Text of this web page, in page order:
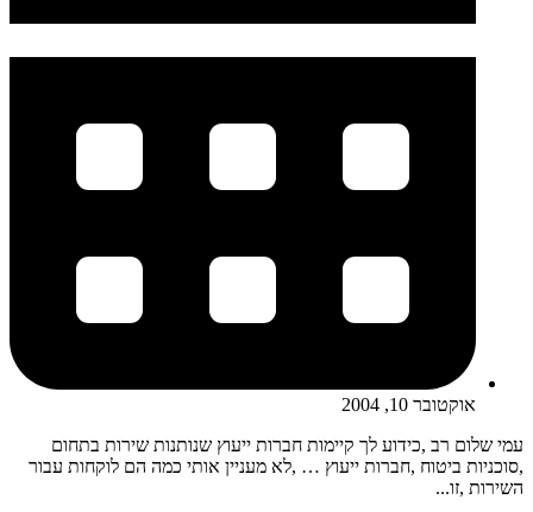
אוקטובר 10, 2004
עמי שלום רב ,כידוע לך קיימות חברות ייעוץ שנותנות שירות בתחום
,סוכניות ביטוח ,חברות ייעוץ … ,לא מעניין אותי כמה הם לוקחות עבור
השירות ,זו...